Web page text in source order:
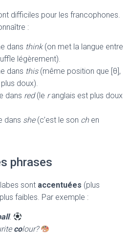
difficiles pour les francophones.
:
dans think(on met la langue entre
légèrement).
dans this(même position que [θ],
doux).
dans red(le ranglais est plus doux
dans she(c’est le son chen
phrases
sont accentuées (plus
faibles. Par exemple :
.
colour?